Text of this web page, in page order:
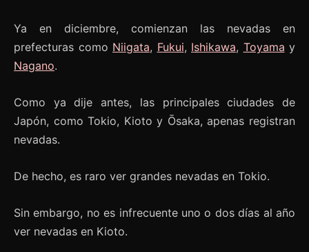
Ya en diciembre, comienzan las nevadas en
prefecturas como Niigata, Fukui, Ishikawa, Toyama y
Nagano.
Como ya dije antes, las principales ciudades de
Japón, como Tokio, Kioto y Ōsaka, apenas registran
nevadas.
De hecho, es raro ver grandes nevadas en Tokio.
Sin embargo, no es infrecuente uno o dos días al año
ver nevadas en Kioto.